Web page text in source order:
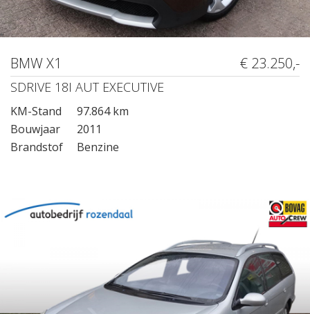
BMW X1 € 23.250,-
SDRIVE 18I AUT EXECUTIVE
KM-Stand
97.864 km
Bouwjaar
2011
Brandstof
Benzine